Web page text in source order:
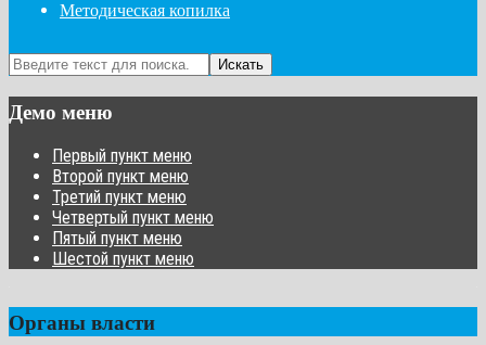
Методическая копилка
Искать
Демо меню
Первый пункт меню
Второй пункт меню
Третий пункт меню
Четвертый пункт меню
Пятый пункт меню
Шестой пункт меню
Органы власти